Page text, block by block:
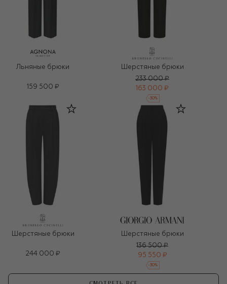
Льняные брюки
159 500 ₽
Шерстяные брюки
233 000 ₽
163 000 ₽
-30%
Шерстяные брюки
244 000 ₽
Шерстяные брюки
136 500 ₽
95 550 ₽
-30%